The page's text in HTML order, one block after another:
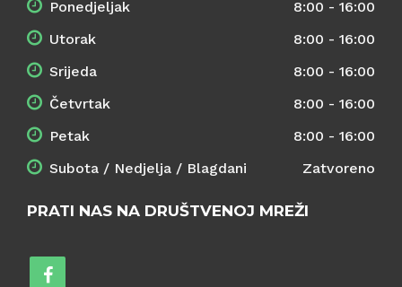
Ponedjeljak
8:00 - 16:00
Utorak
8:00 - 16:00
Srijeda
8:00 - 16:00
Četvrtak
8:00 - 16:00
Petak
8:00 - 16:00
Subota / Nedjelja / Blagdani
Zatvoreno
PRATI NAS NA DRUŠTVENOJ MREŽI